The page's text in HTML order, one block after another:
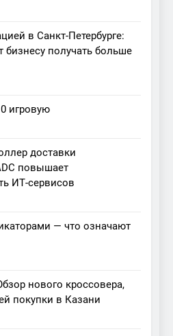
в Санкт-Петербурге:
бизнесу получать больше
игровую
доставки
повышает
ИТ-сервисов
— что означают
нового кроссовера,
покупки в Казани